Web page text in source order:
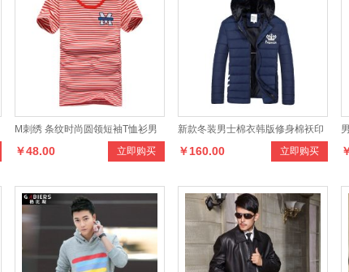
M刺绣 条纹时尚圆领短袖T恤衫男
式休闲tee 立即购买
￥48.00
新款冬装男士棉衣韩版修身棉袄印
花时尚羽绒棉服潮流青年外套
立即购买
￥160.00